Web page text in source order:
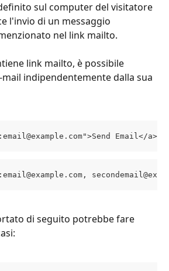
sul computer del visitatore
l'invio di un messaggio
nel link mailto.
link mailto, è possibile
indipendentemente dalla sua
Email</a>
di seguito potrebbe fare